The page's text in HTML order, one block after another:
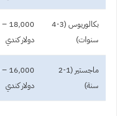
بكالوريوس (3-4
سنوات)
دولار كندي
ماجستير (1-2
سنة)
دولار كندي